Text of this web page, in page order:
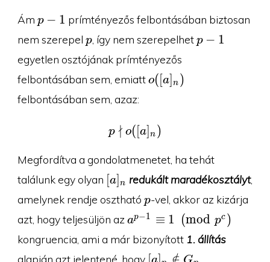
Ám p-
p − 1 prímtényezős felbontásában biztosan
nem szerepel p
p, így nem szerepelhetp-
p − 1
egyetlen osztójának prímtényezős
felbontásában sem, emiatto([a]_n)
o( a] n )
felbontásában sem, azaz:
p\nmid o([a]_n)
p ∤ o([a]n )
Megfordítva a gondolatmenetet, ha tehát
találunk egy olyan [a]_n
[a] n redukált maradékosztályt,
amelynek rendje osztható p
p-vel, akkor az kizárja
azt, hogy teljesüljön az a^{p-
1}\equiv
1\pmod{p^c}
ap−1 ≡ 1 (mod pc )
kongruencia, ami a már bizonyított 1. állítás
alapján azt jelentené, hogy [a]_n\notin